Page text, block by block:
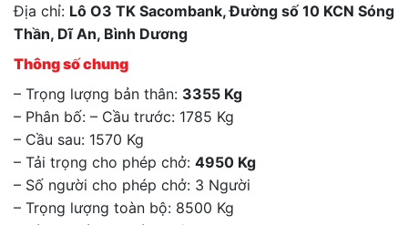
Địa chỉ: Lô O3 TK Sacombank, Đường số 10 KCN Sóng
Thần, Dĩ An, Bình Dương
Thông số chung
– Trọng lượng bản thân: 3355 Kg
– Phân bố: – Cầu trước: 1785 Kg
– Cầu sau: 1570 Kg
– Tải trọng cho phép chở: 4950 Kg
– Số người cho phép chở: 3 Người
– Trọng lượng toàn bộ: 8500 Kg